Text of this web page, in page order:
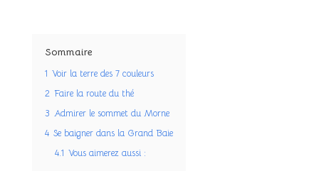
Sommaire
1 Voir la terre des 7 couleurs
2 Faire la route du thé
3 Admirer le sommet du Morne
4 Se baigner dans la Grand Baie
4.1 Vous aimerez aussi :